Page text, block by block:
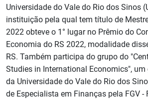
Universidade do Vale do Rio dos Sinos
instituição pela qual tem título de
2022 obteve o 1° lugar no Prêmio do
Economia do RS 2022, modalidade
RS. Também participa do grupo do
Studies in International Economics", um
da Universidade do Vale do Rio dos
de Especialista em Finanças pela FGV -